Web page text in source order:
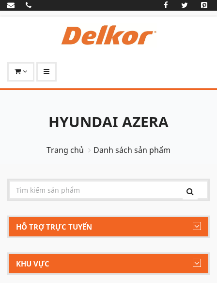
HYUNDAI AZERA
Trang chủ Danh sách sản phẩm
HỖ TRỢ TRỰC TUYẾN
KHU VỰC